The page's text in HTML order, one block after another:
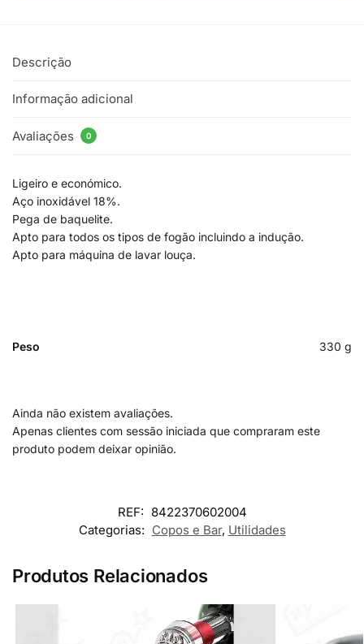
Descrição
Informação adicional
Avaliações 0
Ligeiro e económico.
Aço inoxidável 18%.
Pega de baquelite.
Apto para todos os tipos de fogão incluindo a indução.
Apto para máquina de lavar louça.
Peso 330 g
Ainda não existem avaliações.
Apenas clientes com sessão iniciada que compraram este
produto podem deixar opinião.
REF: 8422370602004
Categorias: Copos e Bar, Utilidades
Produtos Relacionados